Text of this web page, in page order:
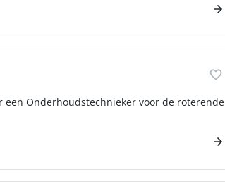
Onderhoudstechnieker voor de roterende